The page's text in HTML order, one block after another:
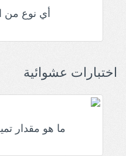
أي نوع من
اختبارات عشوائية
ما هو مقدار